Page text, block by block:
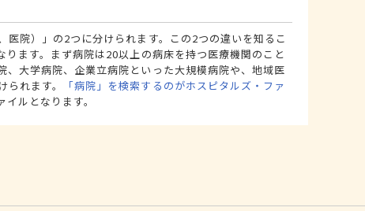
院）」の2つに分けられます。この2つの違いを知るこ
ます。まず病院は20以上の病床を持つ医療機関のこと
大学病院、企業立病院といった大規模病院や、地域医
れます。
「病院」を検索するのがホスピタルズ・ファ
ルとなります。